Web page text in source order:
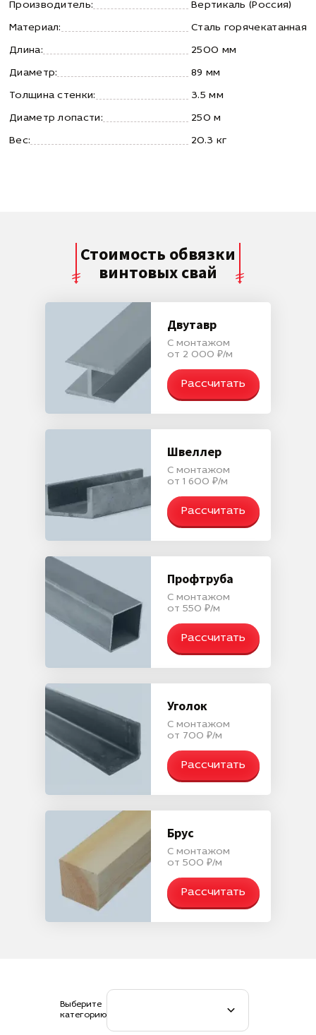
Производитель: Вертикаль (Россия)
Материал: Сталь горячекатанная
Длина: 2500 мм
Диаметр: 89 мм
Толщина стенки: 3.5 мм
Диаметр лопасти: 250 м
Вес: 20.3 кг
Стоимость обвязки
винтовых свай
Двутавр
С монтажом
от 2 000 ₽/м
Рассчитать
Швеллер
С монтажом
от 1 600 ₽/м
Рассчитать
Профтруба
С монтажом
от 550 ₽/м
Рассчитать
Уголок
С монтажом
от 700 ₽/м
Рассчитать
Брус
С монтажом
от 500 ₽/м
Рассчитать
Выберите
категорию